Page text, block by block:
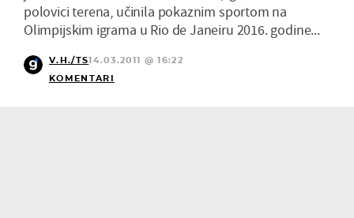
polovici terena, učinila pokaznim sportom na
Olimpijskim igrama u Rio de Janeiru 2016. godine...
V.H./TS14.03.2011 @ 16:22
KOMENTARI